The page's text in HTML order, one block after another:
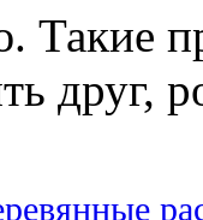
Такие
друг,